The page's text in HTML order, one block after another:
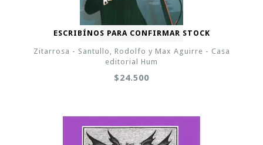
ESCRIBÍNOS PARA CONFIRMAR STOCK
Zitarrosa - Santullo, Rodolfo y Max Aguirre - Casa
editorial Hum
$24.500